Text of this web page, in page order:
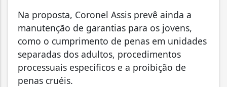
Na proposta, Coronel Assis prevê ainda a
manutenção de garantias para os jovens,
como o cumprimento de penas em unidades
separadas dos adultos, procedimentos
processuais específicos e a proibição de
penas cruéis.